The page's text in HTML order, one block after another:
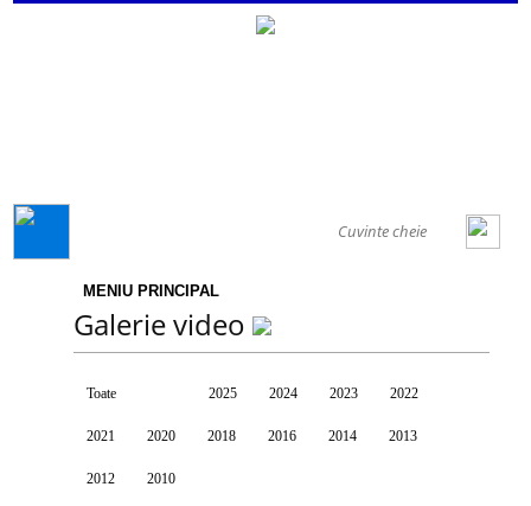
MENIU PRINCIPAL
Galerie video
Toate 2025 2024 2023 2022
2021 2020 2018 2016 2014 2013
2012 2010